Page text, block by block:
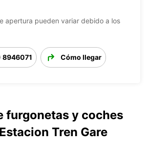
apertura pueden variar debido a los
8946071 Cómo llegar
furgonetas y coches
Tren Gare